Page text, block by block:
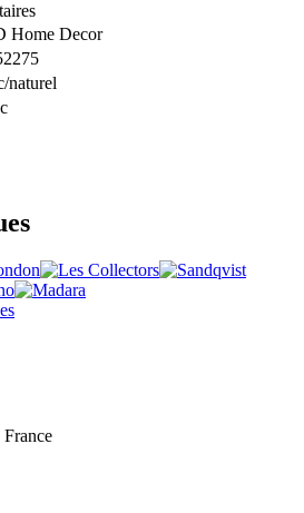
Home Decor
naturel